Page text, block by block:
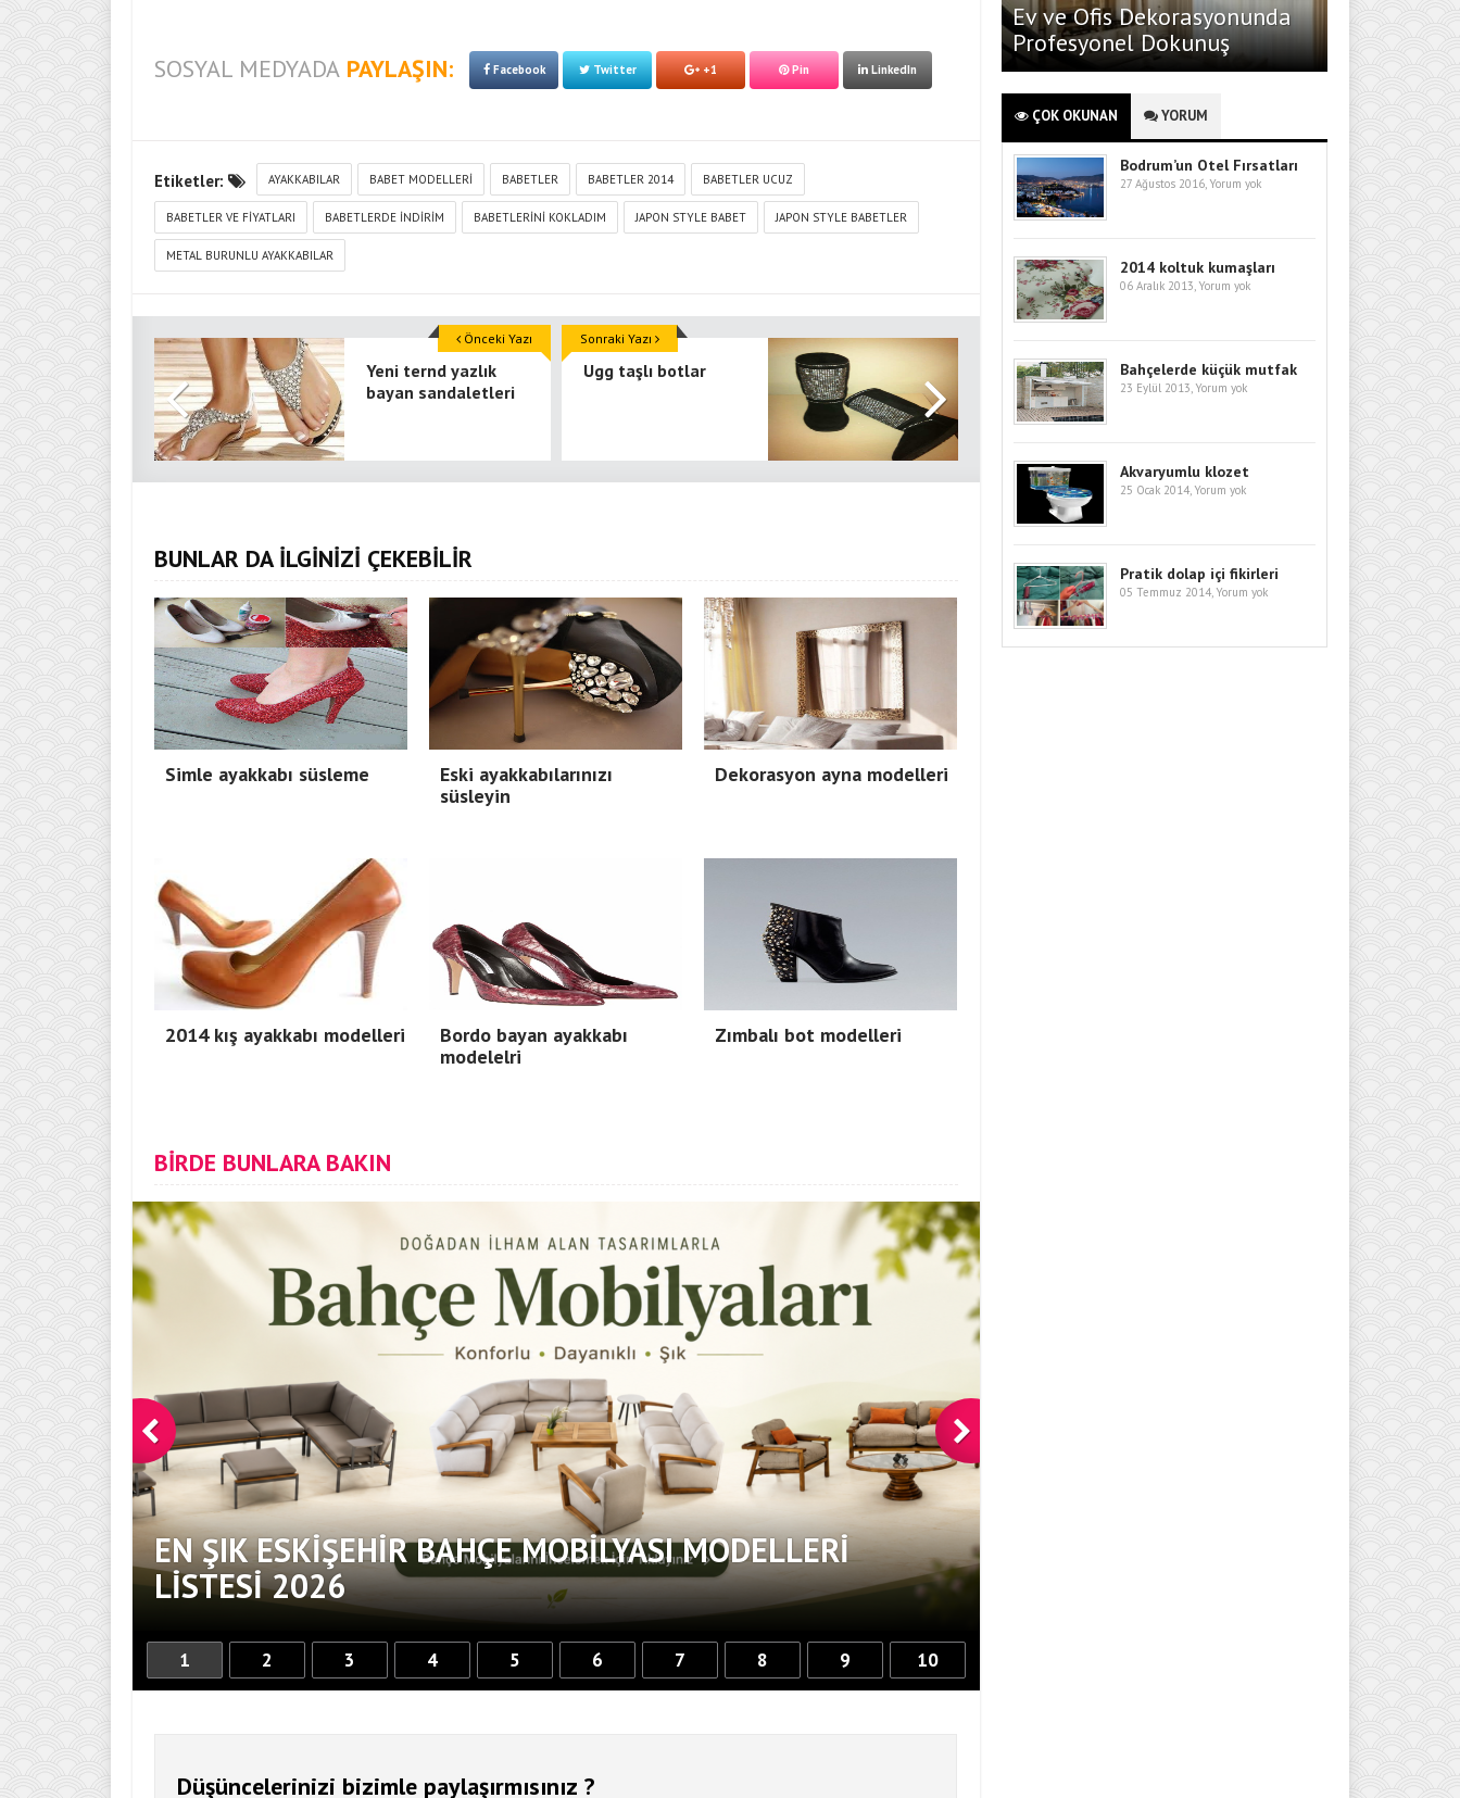
SOSYAL MEDYADA PAYLAŞIN: Facebook Twitter +1 Pin LinkedIn
Etiketler: AYAKKABILAR BABET MODELLERI BABETLER BABETLER 2014 BABETLER UCUZ
BABETLER VE FIYATLARI BABETLERDE INDIRIM BABETLERINI KOKLADIM JAPON STYLE BABET JAPON STYLE BABETLER
METAL BURUNLU AYAKKABILAR
Yeni ternd yazlık
bayan sandaletleri
Önceki Yazı
Ugg taşlı botlar
Sonraki Yazı
BUNLAR DA İLGİNİZİ ÇEKEBİLİR
Simle ayakkabı süsleme
Eski ayakkabılarınızı
süsleyin
Dekorasyon ayna modelleri
2014 kış ayakkabı modelleri
Bordo bayan ayakkabı
modelelri
Zımbalı bot modelleri
BİRDE BUNLARA BAKIN
EN ŞIK ESKIŞEHIR BAHÇE MOBILYASI MODELLERI
LISTESI 2026
EVINIZIN ATMOSFERINI
MODELLERI VE DEKORASYON
1 2 3 4 5 6 7 8 9 10
Düşüncelerinizi bizimle paylaşırmısınız ?
Ev ve Ofis Dekorasyonunda
Profesyonel Dokunuş
ÇOK OKUNAN YORUM
Bodrum’un Otel Fırsatları
27 Ağustos 2016, Yorum yok
2014 koltuk kumaşları
06 Aralık 2013, Yorum yok
Bahçelerde küçük mutfak
23 Eylül 2013, Yorum yok
Akvaryumlu klozet
25 Ocak 2014, Yorum yok
Pratik dolap içi fikirleri
05 Temmuz 2014, Yorum yok